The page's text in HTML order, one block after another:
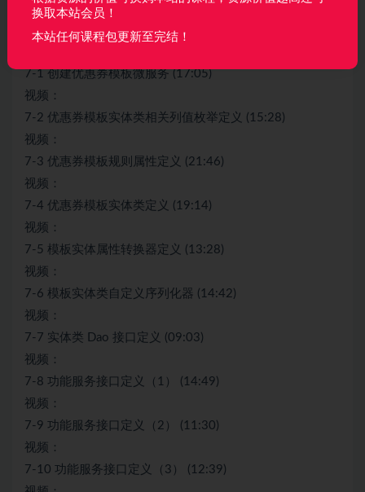
收起列表
7-1 创建优惠券模板微服务 (17:05)
视频：
7-2 优惠券模板实体类相关列值枚举定义 (15:28)
视频：
7-3 优惠券模板规则属性定义 (21:46)
视频：
7-4 优惠券模板实体类定义 (19:14)
视频：
7-5 模板实体属性转换器定义 (13:28)
视频：
7-6 模板实体类自定义序列化器 (14:42)
视频：
7-7 实体类 Dao 接口定义 (09:03)
视频：
7-8 功能服务接口定义（1） (14:49)
视频：
7-9 功能服务接口定义（2） (11:30)
视频：
7-10 功能服务接口定义（3） (12:39)
换取本站会员！
本站任何课程包更新至完结！